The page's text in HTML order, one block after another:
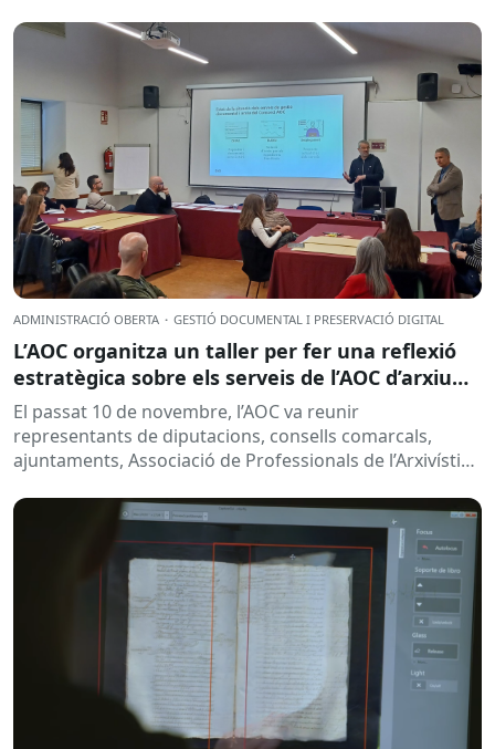
ADMINISTRACIÓ OBERTA · GESTIÓ DOCUMENTAL I PRESERVACIÓ DIGITAL
L’AOC organitza un taller per fer una reflexió
estratègica sobre els serveis de l’AOC d’arxiu
d’expedients electrònics
El passat 10 de novembre, l’AOC va reunir
representants de diputacions, consells comarcals,
ajuntaments, Associació de Professionals de l’Arxivística